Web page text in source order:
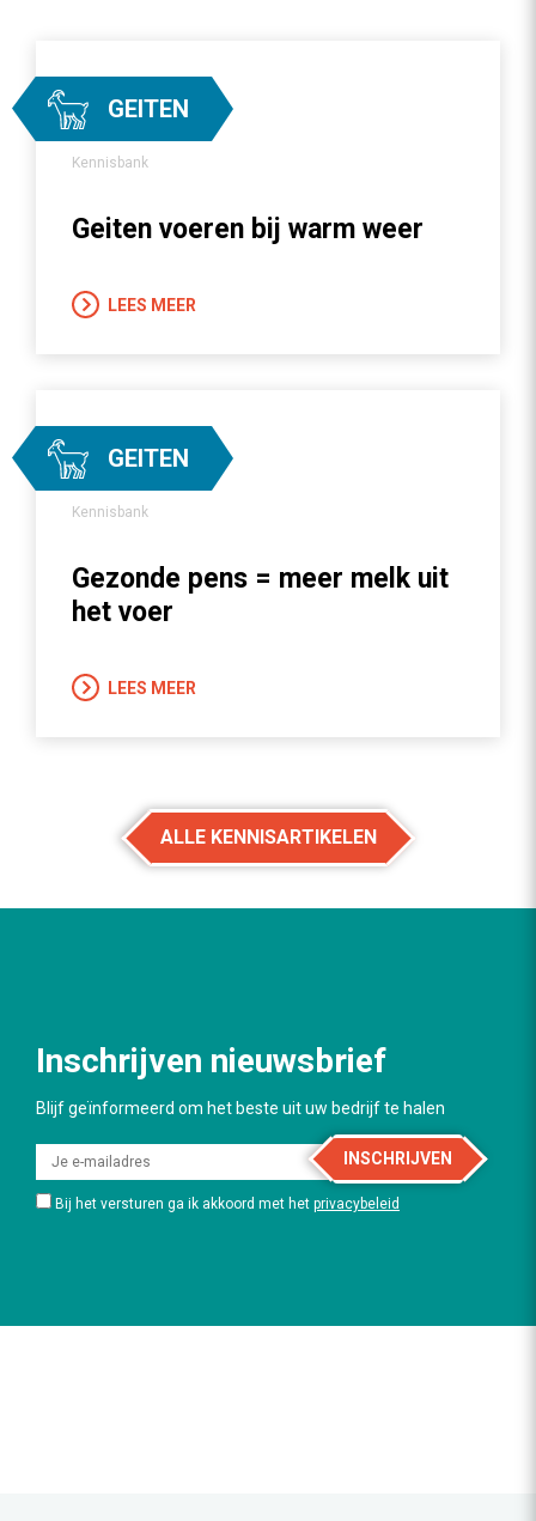
GEITEN
Kennisbank
Geiten voeren bij warm weer
LEES MEER
GEITEN
Kennisbank
Gezonde pens = meer melk uit
het voer
LEES MEER
ALLE KENNISARTIKELEN
Inschrijven nieuwsbrief
Blijf geïnformeerd om het beste uit uw bedrijf te halen
INSCHRIJVEN
Bij het versturen ga ik akkoord met het privacybeleid